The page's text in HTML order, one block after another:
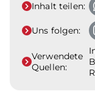
Inhalt teilen:
Uns folgen:
Verwendete
Quellen: